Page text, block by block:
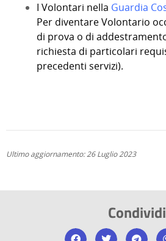
I Volontari nella Guardia
Per diventare Volontario
di prova o di
richiesta di particolari
precedenti servizi).
Ultimo aggiornamento: 26 Luglio 2023
Condividi